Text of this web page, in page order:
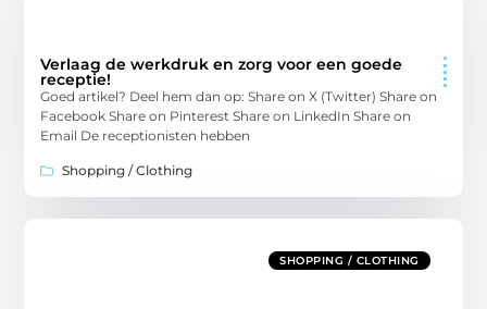
Verlaag de werkdruk en zorg voor een goede
receptie!
Goed artikel? Deel hem dan op: Share on X (Twitter) Share on
Facebook Share on Pinterest Share on LinkedIn Share on
Email De receptionisten hebben
Shopping / Clothing
SHOPPING / CLOTHING